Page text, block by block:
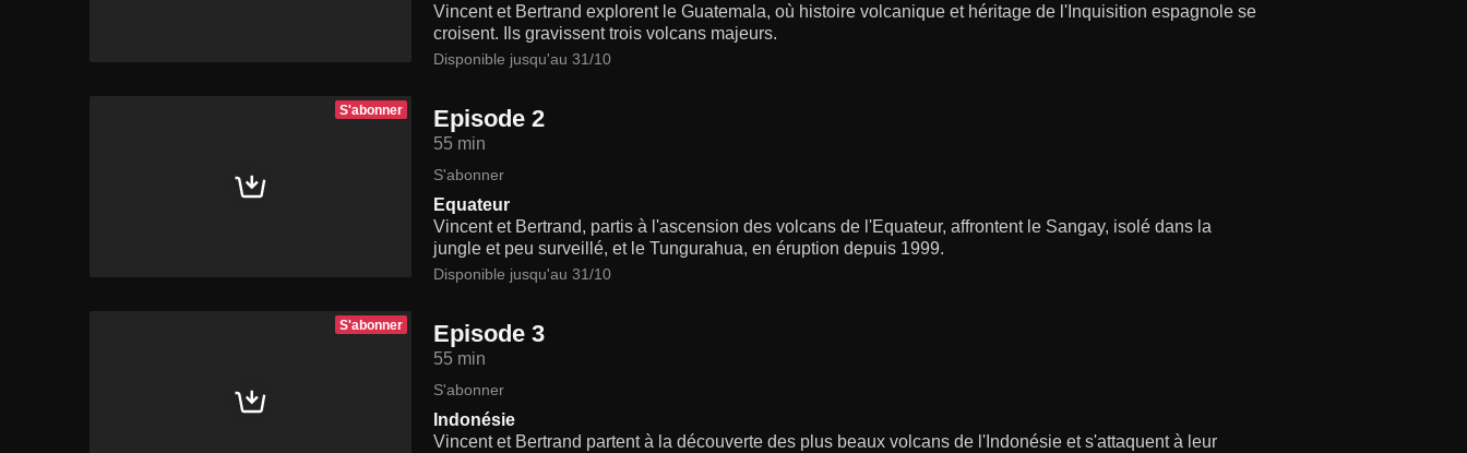
Vincent et Bertrand explorent le Guatemala, où histoire volcanique et héritage de l'Inquisition espagnole se
croisent. Ils gravissent trois volcans majeurs.
Disponible jusqu'au 31/10
S'abonner Episode 2
55 min
S'abonner
Equateur
Vincent et Bertrand, partis à l'ascension des volcans de l'Equateur, affrontent le Sangay, isolé dans la
jungle et peu surveillé, et le Tungurahua, en éruption depuis 1999.
Disponible jusqu'au 31/10
S'abonner Episode 3
55 min
S'abonner
Indonésie
Vincent et Bertrand partent à la découverte des plus beaux volcans de l'Indonésie et s'attaquent à leur